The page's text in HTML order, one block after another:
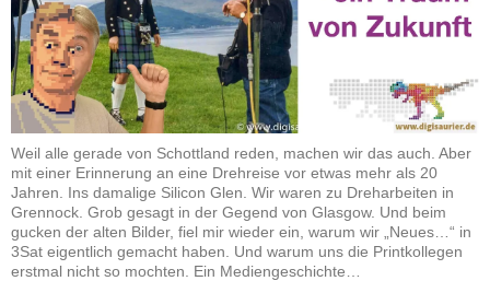
Weil alle gerade von Schottland reden, machen wir das auch. Aber
mit einer Erinnerung an eine Drehreise vor etwas mehr als 20
Jahren. Ins damalige Silicon Glen. Wir waren zu Dreharbeiten in
Grennock. Grob gesagt in der Gegend von Glasgow. Und beim
gucken der alten Bilder, fiel mir wieder ein, warum wir „Neues…“ in
3Sat eigentlich gemacht haben. Und warum uns die Printkollegen
erstmal nicht so mochten. Ein Mediengeschichte…